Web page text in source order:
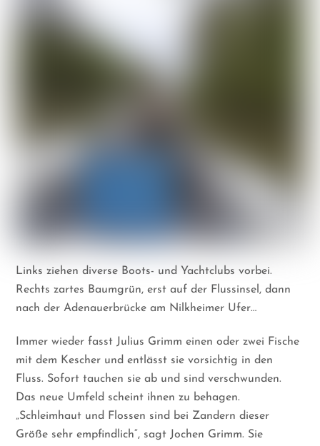
Links ziehen diverse Boots- und Yachtclubs vorbei.
Rechts zartes Baumgrün, erst auf der Flussinsel, dann
nach der Adenauerbrücke am Nilkheimer Ufer…
Immer wieder fasst Julius Grimm einen oder zwei Fische
mit dem Kescher und entlässt sie vorsichtig in den
Fluss. Sofort tauchen sie ab und sind verschwunden.
Das neue Umfeld scheint ihnen zu behagen.
„Schleimhaut und Flossen sind bei Zandern dieser
Größe sehr empfindlich“, sagt Jochen Grimm. Sie